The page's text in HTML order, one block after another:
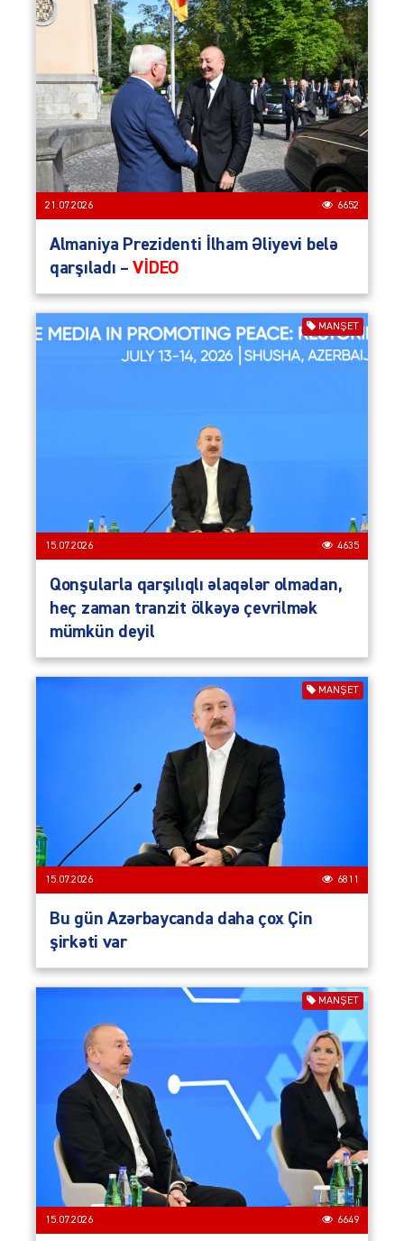
21.07.2026 6652
Almaniya Prezidenti İlham Əliyevi belə
qarşıladı –VİDEO
MANŞET
15.07.2026 4635
Qonşularla qarşılıqlı əlaqələr olmadan,
heç zaman tranzit ölkəyə çevrilmək
mümkün deyil
MANŞET
15.07.2026 6811
Bu gün Azərbaycanda daha çox Çin
şirkəti var
MANŞET
15.07.2026 6649